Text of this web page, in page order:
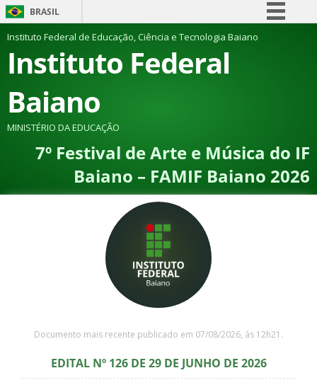
BRASIL
Simplifique!
Comunica BR
Canais
Instituto Federal de Educação, Ciência e Tecnologia Baiano
Instituto Federal
Baiano
MINISTÉRIO DA EDUCAÇÃO
7º Festival de Arte e Música do IF
Baiano – FAMIF Baiano 2026
Documento mais recente publicado em 07/08/2026, às 12h21.
EDITAL Nº 126 DE 29 DE JUNHO DE 2026